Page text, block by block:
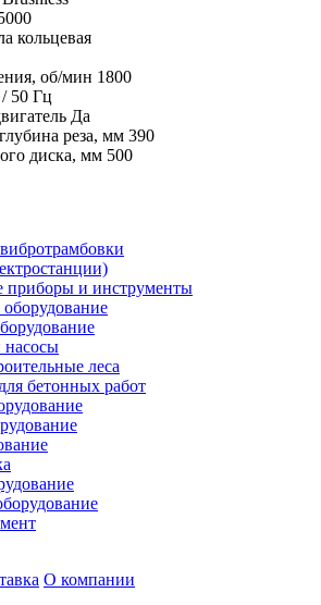
кольцевая
об/мин 1800
50 Гц
Да
реза, мм 390
диска, мм 500
приборы и инструменты
насосы
леса
бетонных работ
О компании